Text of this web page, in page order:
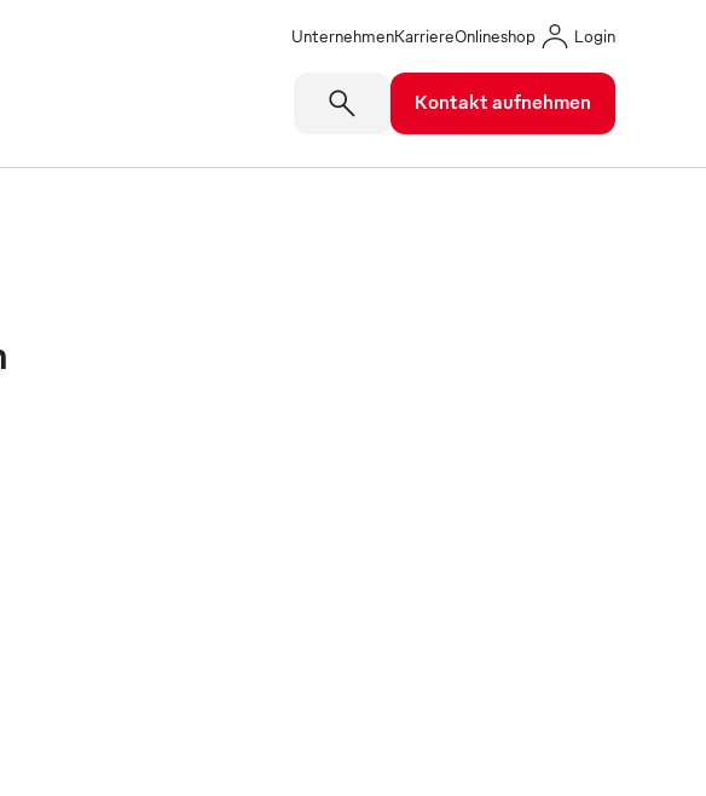
UnternehmenKarriereOnlineshop Login
Kontakt aufnehmen